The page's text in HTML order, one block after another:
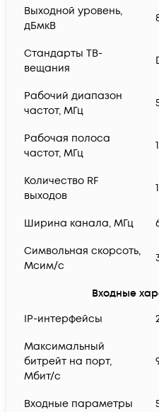
Выходной уровень,
дБмкВ
Стандарты ТВ-
вещания
Рабочий диапазон
частот, МГц
Рабочая полоса
частот, МГц
Количество RF
выходов
1
Ширина канала, МГц
Символьная скорсоть,
Мсим/с
Входные
IP-интерфейсы
Максимальный
битрейт на порт,
Мбит/с
Входные параметры